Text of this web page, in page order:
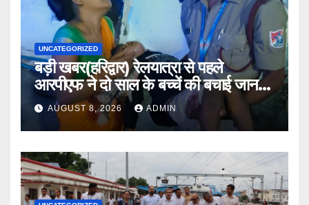
UNCATEGORIZED
बड़ी खबर(हरिद्वार) रेलयात्रा से पहले
आरपीएफ ने दो साल के बच्चें की बचाई जान
।।AUGUST 8, 2026 ADMIN